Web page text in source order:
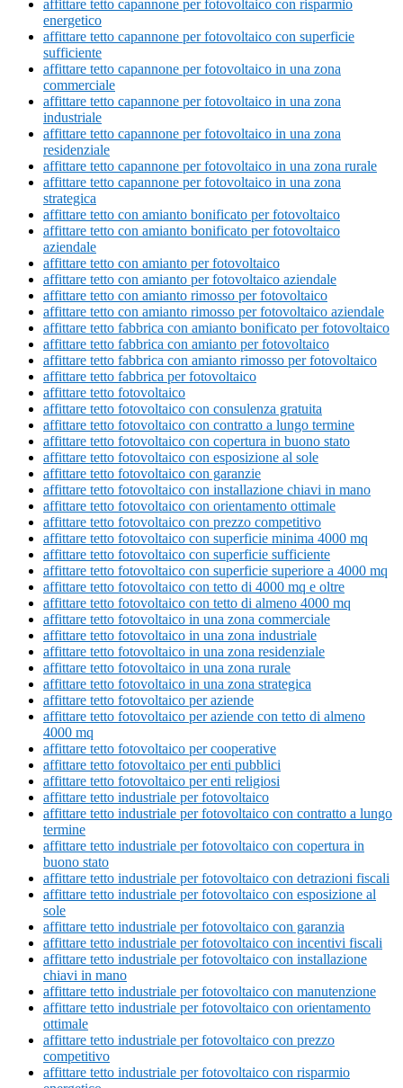
affittare tetto capannone per fotovoltaico con risparmio
energetico
affittare tetto capannone per fotovoltaico con superficie
sufficiente
affittare tetto capannone per fotovoltaico in una zona
commerciale
affittare tetto capannone per fotovoltaico in una zona
industriale
affittare tetto capannone per fotovoltaico in una zona
residenziale
affittare tetto capannone per fotovoltaico in una zona rurale
affittare tetto capannone per fotovoltaico in una zona
strategica
affittare tetto con amianto bonificato per fotovoltaico
affittare tetto con amianto bonificato per fotovoltaico
aziendale
affittare tetto con amianto per fotovoltaico
affittare tetto con amianto per fotovoltaico aziendale
affittare tetto con amianto rimosso per fotovoltaico
affittare tetto con amianto rimosso per fotovoltaico aziendale
affittare tetto fabbrica con amianto bonificato per fotovoltaico
affittare tetto fabbrica con amianto per fotovoltaico
affittare tetto fabbrica con amianto rimosso per fotovoltaico
affittare tetto fabbrica per fotovoltaico
affittare tetto fotovoltaico
affittare tetto fotovoltaico con consulenza gratuita
affittare tetto fotovoltaico con contratto a lungo termine
affittare tetto fotovoltaico con copertura in buono stato
affittare tetto fotovoltaico con esposizione al sole
affittare tetto fotovoltaico con garanzie
affittare tetto fotovoltaico con installazione chiavi in mano
affittare tetto fotovoltaico con orientamento ottimale
affittare tetto fotovoltaico con prezzo competitivo
affittare tetto fotovoltaico con superficie minima 4000 mq
affittare tetto fotovoltaico con superficie sufficiente
affittare tetto fotovoltaico con superficie superiore a 4000 mq
affittare tetto fotovoltaico con tetto di 4000 mq e oltre
affittare tetto fotovoltaico con tetto di almeno 4000 mq
affittare tetto fotovoltaico in una zona commerciale
affittare tetto fotovoltaico in una zona industriale
affittare tetto fotovoltaico in una zona residenziale
affittare tetto fotovoltaico in una zona rurale
affittare tetto fotovoltaico in una zona strategica
affittare tetto fotovoltaico per aziende
affittare tetto fotovoltaico per aziende con tetto di almeno
4000 mq
affittare tetto fotovoltaico per cooperative
affittare tetto fotovoltaico per enti pubblici
affittare tetto fotovoltaico per enti religiosi
affittare tetto industriale per fotovoltaico
affittare tetto industriale per fotovoltaico con contratto a lungo
termine
affittare tetto industriale per fotovoltaico con copertura in
buono stato
affittare tetto industriale per fotovoltaico con detrazioni fiscali
affittare tetto industriale per fotovoltaico con esposizione al
sole
affittare tetto industriale per fotovoltaico con garanzia
affittare tetto industriale per fotovoltaico con incentivi fiscali
affittare tetto industriale per fotovoltaico con installazione
chiavi in mano
affittare tetto industriale per fotovoltaico con manutenzione
affittare tetto industriale per fotovoltaico con orientamento
ottimale
affittare tetto industriale per fotovoltaico con prezzo
competitivo
affittare tetto industriale per fotovoltaico con risparmio